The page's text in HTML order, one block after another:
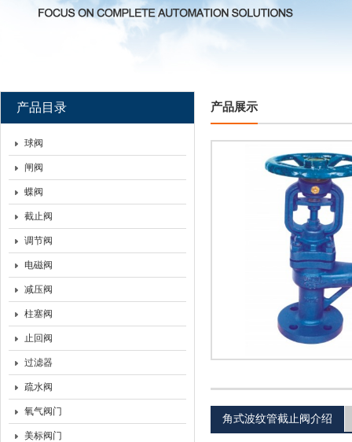
上海沃托阀门有限公司
产品目录
球阀
闸阀
蝶阀
截止阀
调节阀
电磁阀
减压阀
柱塞阀
止回阀
过滤器
疏水阀
氧气阀门
美标阀门
产品展示
角式波纹管截止阀介绍